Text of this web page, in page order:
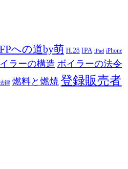
FPへの道by萌 H.28 IPA iPad iPhone
ラーの構造 ボイラーの法令
律 燃料と燃焼 登録販売者